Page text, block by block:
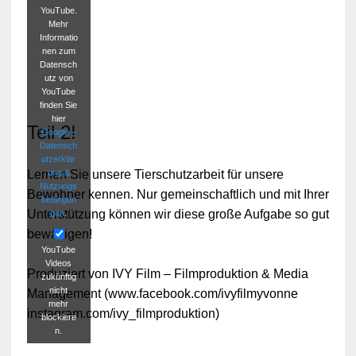
YouTube.
Mehr
Informatio
nen zum
Datensch
utz von
YouTube
finden Sie
hier
Google –
Datensch
utzerklär
ung &
Nutzungs
bedingun
gen.
YouTube
Videos
zukünftig
nicht
mehr
blockiere
n.
Teil 2!
Lernen Sie unsere Tierschutzarbeit für unsere
Bewohner kennen. Nur gemeinschaftlich und mit Ihrer
Unterstützung können wir diese große Aufgabe so gut
bewältigen!
Produziert von IVY Film – Filmproduktion & Media
Management (www.facebook.com/ivyfilmyvonne
instagram.com/ivy_filmproduktion)